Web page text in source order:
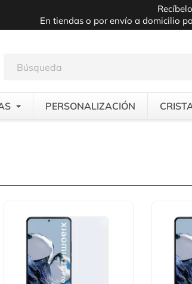
En tiendas o por envío a domicilio
PERSONALIZACIÓN